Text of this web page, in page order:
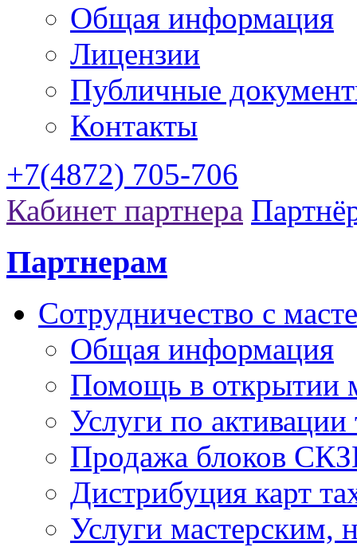
Общая информация
Лицензии
Публичные
Контакты
+7(4872) 705-706
Кабинет партнера
Партнерам
Сотрудничество с
Общая информация
Помощь в открытии
Услуги по активации
Продажа блоков
Дистрибуция карт
Услуги